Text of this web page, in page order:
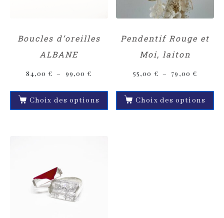
Boucles d’oreilles
ALBANE
84,00 € – 99,00 €
Choix des options
Pendentif Rouge et
Moi, laiton
55,00 € – 79,00 €
Choix des options